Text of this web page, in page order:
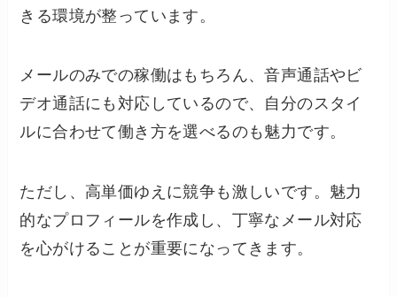
きる環境が整っています。
メールのみでの稼働はもちろん、音声通話やビ
デオ通話にも対応しているので、自分のスタイ
ルに合わせて働き方を選べるのも魅力です。
ただし、高単価ゆえに競争も激しいです。魅力
的なプロフィールを作成し、丁寧なメール対応
を心がけることが重要になってきます。